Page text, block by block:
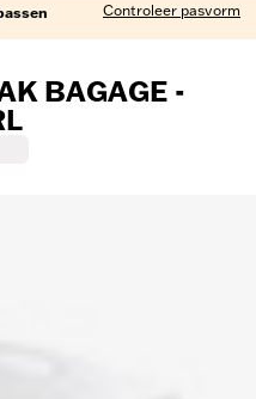
Controleer pasvorm
BAGAGE -